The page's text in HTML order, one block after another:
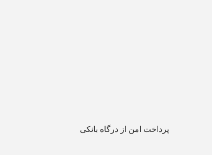
پرداخت امن از درگاه بانکی